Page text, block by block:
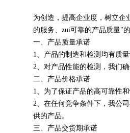
为创造，提高企业度，树立
的服务、zui可靠的产品质量"
一、产品质量承诺
1、产品的制造和检测均有质
2、对产品性能的检测，我们
二、产品价格承诺
1、为了保证产品的高可靠性
2、在任何竞争条件下，我公
供的产品。
三、产品交货期承诺